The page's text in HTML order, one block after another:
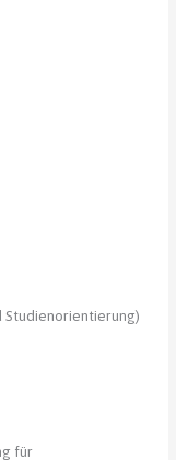
Studienorientierung)
für